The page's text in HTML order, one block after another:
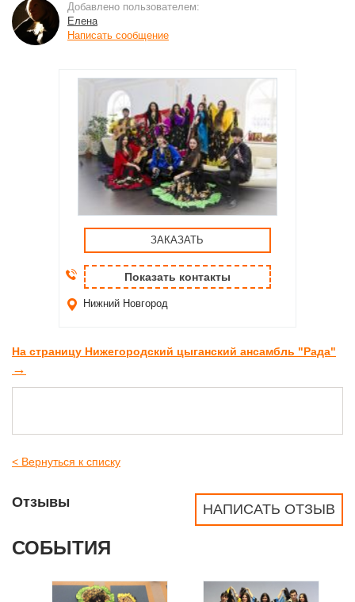
Добавлено пользователем:
Елена
Написать сообщение
ЗАКАЗАТЬ
Показать контакты
Нижний Новгород
На страницу Нижегородский цыганский ансамбль "Рада"
→
< Вернуться к списку
НАПИСАТЬ ОТЗЫВ
Отзывы
СОБЫТИЯ